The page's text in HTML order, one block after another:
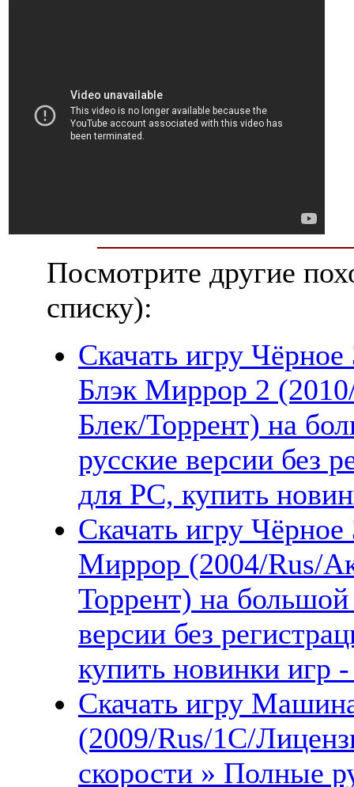
Посмотрите другие
списку):
Скачать игру
Блэк Миррор 2
Блек/Торрент) на
русские версии без
для PC, купить
Скачать игру
Миррор (2004/Rus/
Торрент) на
версии без
купить новинки игр
Скачать игру
(2009/Rus/1С/
скорости » Полные